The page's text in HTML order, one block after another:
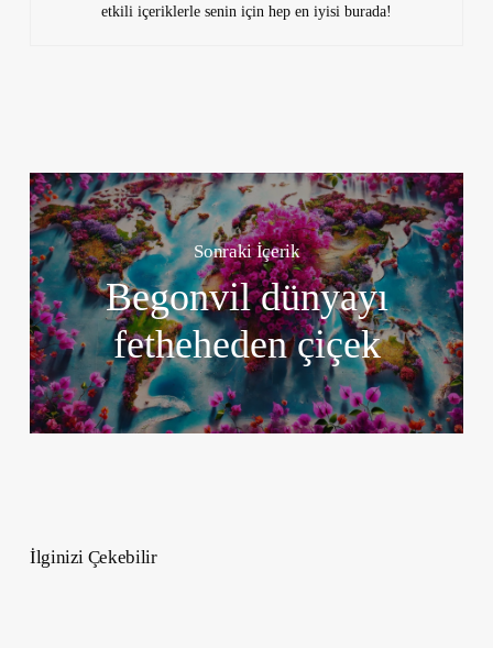
etkili içeriklerle senin için hep en iyisi burada!
Sonraki İçerik
Begonvil dünyayı
fetheheden çiçek
İlginizi Çekebilir